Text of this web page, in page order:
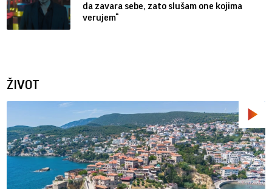
da zavara sebe, zato slušam one kojima
verujem“
ŽIVOT